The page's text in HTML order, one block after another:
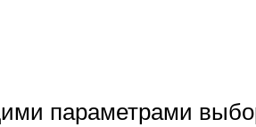
параметрами